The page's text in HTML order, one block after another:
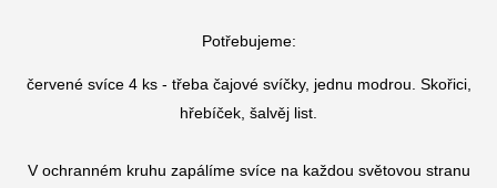
Potřebujeme:
červené svíce 4 ks - třeba čajové svíčky, jednu modrou. Skořici,
hřebíček, šalvěj list.
V ochranném kruhu zapálíme svíce na každou světovou stranu